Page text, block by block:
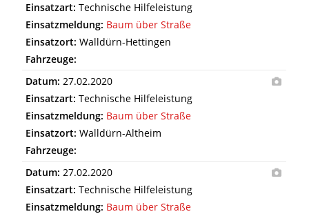
Einsatzart: Technische Hilfeleistung
Einsatzmeldung: Baum über Straße
Einsatzort: Walldürn-Hettingen
Fahrzeuge:
Datum: 27.02.2020
Einsatzart: Technische Hilfeleistung
Einsatzmeldung: Baum über Straße
Einsatzort: Walldürn-Altheim
Fahrzeuge:
Datum: 27.02.2020
Einsatzart: Technische Hilfeleistung
Einsatzmeldung: Baum über Straße